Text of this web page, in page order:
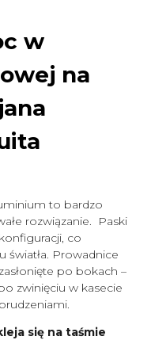
w
na
to bardzo
rozwiązanie. Paski
co
światła. Prowadnice
po bokach –
zwinięciu w kasecie
się na taśmie